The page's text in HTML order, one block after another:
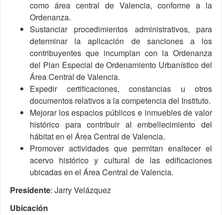
como área central de Valencia, conforme a la
Ordenanza.
Sustanciar procedimientos administrativos, para
determinar la aplicación de sanciones a los
contribuyentes que incumplan con la Ordenanza
del Plan Especial de Ordenamiento Urbanístico del
Área Central de Valencia.
Expedir certificaciones, constancias u otros
documentos relativos a la competencia del Instituto.
Mejorar los espacios públicos e inmuebles de valor
histórico para contribuir al embellecimiento del
hábitat en el Área Central de Valencia.
Promover actividades que permitan enaltecer el
acervo histórico y cultural de las edificaciones
ubicadas en el Área Central de Valencia.
Presidente: Jarry Velázquez
Ubicación